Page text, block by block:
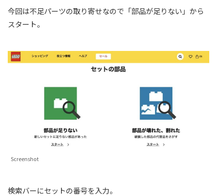
今回は不足パーツの取り寄せなので「部品が足りない」から
スタート。
Screenshot
検索バーにセットの番号を入力。